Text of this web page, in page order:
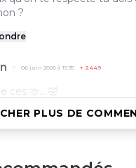
?
06 juin 2026 à 15:35 + 2449
ces 🍈... 🤣
+479
PLUS DE